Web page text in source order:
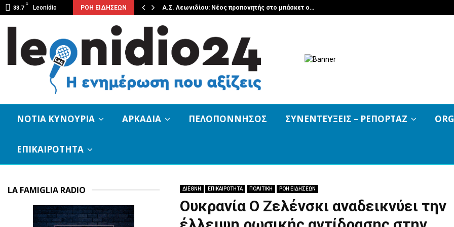
33.7
C
Leonídio ΡΟΗ ΕΙΔΗΣΕΩΝ
ιστορικά τεκμήρια για… Α.Σ. Λεωνιδίου: Νέος προπονητής στο μπάσκετ ο…
ΝΟΤΙΑ ΚΥΝΟΥΡΙΑ ΑΡΚΑΔΙΑ ΠΕΛΟΠΟΝΝΗΣΟΣ ΣΥΝΕΝΤΕΥΞΕΙΣ – ΡΕΠΟΡΤΑΖ
ΕΠΙΚΑΙΡΟΤΗΤΑ
ΔΙΕΘΝΗ ΕΠΙΚΑΙΡΟΤΗΤΑ ΠΟΛΙΤΙΚΗ ΡΟΗ ΕΙΔΗΣΕΩΝ
Ουκρανία Ο Ζελένσκι αναδεικνύει την
LA FAMIGLIA RADIO